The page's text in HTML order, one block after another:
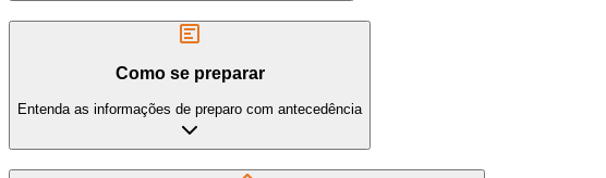
Como se preparar
Entenda as informações de preparo com antecedência